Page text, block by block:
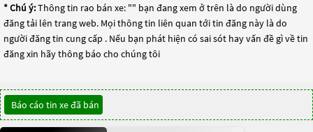
* Chú ý:Thông tin rao bán xe: "" bạn đang xem ở trên là do người dùng
đăng tải lên trang web. Mọi thông tin liên quan tới tin đăng này là do
người đăng tin cung cấp . Nếu bạn phát hiện có sai sót hay vấn đề gì về tin
đăng xin hãy thông báo cho chúng tôi
Báo cáo tin xe đã bán